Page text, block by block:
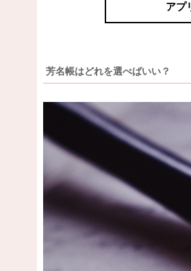
アプ
芳名帳はどれを選べばいい？